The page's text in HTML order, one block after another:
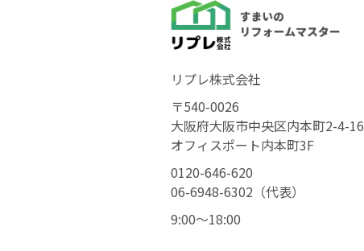
リプレ株式会社
〒540-0026
大阪府大阪市中央区内本町2-4-16
オフィスポート内本町3F
0120-646-620
06-6948-6302（代表）
9:00〜18:00